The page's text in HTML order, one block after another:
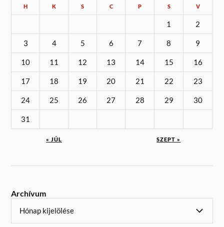
H K S C P S V
1 2
3 4 5 6 7 8 9
10 11 12 13 14 15 16
17 18 19 20 21 22 23
24 25 26 27 28 29 30
31
« JÚL SZEPT »
Archívum